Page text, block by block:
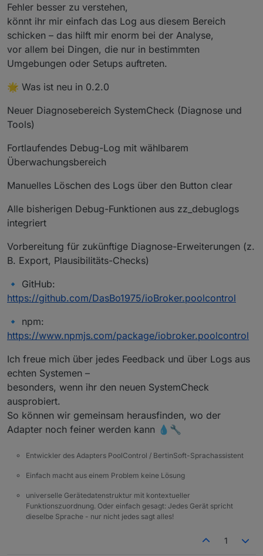
Fehler besser zu verstehen,
könnt ihr mir einfach das Log aus diesem Bereich
schicken – das hilft mir enorm bei der Analyse,
vor allem bei Dingen, die nur in bestimmten
Umgebungen oder Setups auftreten.
🌟 Was ist neu in 0.2.0
Neuer Diagnosebereich SystemCheck (Diagnose und
Tools)
Fortlaufendes Debug-Log mit wählbarem
Überwachungsbereich
Manuelles Löschen des Logs über den Button clear
Alle bisherigen Debug-Funktionen aus zz_debuglogs
integriert
Vorbereitung für zukünftige Diagnose-Erweiterungen (z.
B. Export, Plausibilitäts-Checks)
🔹 GitHub:
https://github.com/DasBo1975/ioBroker.poolcontrol
🔹 npm:
https://www.npmjs.com/package/iobroker.poolcontrol
Ich freue mich über jedes Feedback und über Logs aus
echten Systemen –
besonders, wenn ihr den neuen SystemCheck
ausprobiert.
So können wir gemeinsam herausfinden, wo der
Adapter noch feiner werden kann 💧🔧
Entwickler des Adapters PoolControl / BertinSoft-Sprachassistent
Einfach macht aus einem Problem keine Lösung
universelle Gerätedatenstruktur mit kontextueller
Funktionszuordnung. Oder einfach gesagt: Jedes Gerät spricht
dieselbe Sprache - nur nicht jedes sagt alles!
1